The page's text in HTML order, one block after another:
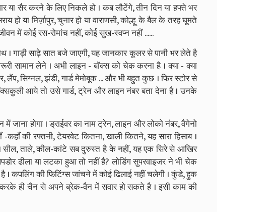
सैर करने के लिए निकले हो । कब लौटेंगे, तीन दिन या हफ्ते भर
हो या मिर्ज़ापुर, चुनार हो या वाराणसी, कोल्हू के बैल के तरह घूमते
में कोई रस-रोमांच नहीं, कोई सुख-स्वप्न नहीं ......
गाड़ी साढ़े सात बजे जाएगी, यह जानकार कूलर से पानी भर लेते है
सामान लेने । अभी लाइन - बॉक्स को चेक करना है । क्या - क्या
लैंप, सिग्नल, झंडी, गार्ड मेमोबूक ... और भी बहुत कुछ । फिर स्टोर से
आये तो उसे गार्ड, ट्रेन और लाइन नंबर बता देना है । उनके
जाना होगा । ड्राईवर का नाम ट्रेन, लाइन और लोको नंबर, वैगेनो
कहाँ की रफ्तनी, टेयरवेट कितना, खाली कितने, यह सारा हिसाब ।
सील, ताले, कील-कांटे सब दुरुस्त है के नहीं, यह एक सिरे से आखिर
ढीला या लटका हुआ तो नहीं है? लोडिंग सुपरवाइजर ने भी चेक
है । कपलिंग की फिटिंग्स जांचने में कोई ढिलाई नहीं चलेगी । कुंडे, हुक
ही चैन से अपने ब्रेक-वैन में सवार हो सकते है । इसी काम की